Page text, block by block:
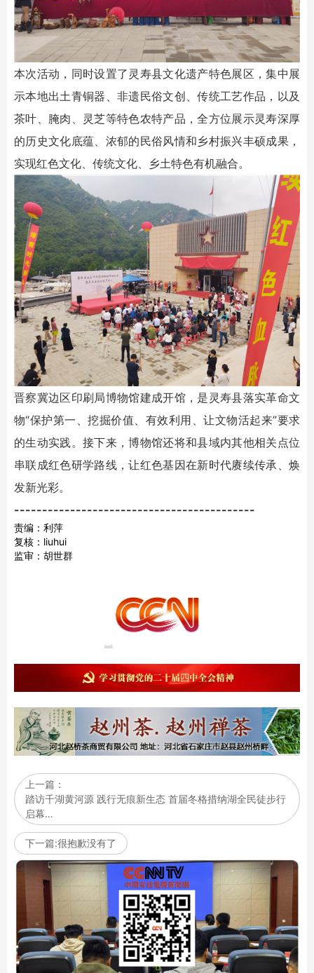
本次活动，同时设置了灵寿县文化遗产特色展区，集中展
示本地出土青铜器、非遗民俗文创、传统工艺作品，以及
茶叶、腌肉、灵芝等特色农特产品，全方位展示灵寿深厚
的历史文化底蕴、浓郁的民俗风情和乡村振兴丰硕成果，
实现红色文化、传统文化、乡土特色有机融合。
晋察冀边区印刷局博物馆建成开馆，是灵寿县落实革命文
物“保护第一、挖掘价值、有效利用、让文物活起来”要求
的生动实践。接下来，博物馆还将和县域内其他相关点位
串联成红色研学路线，让红色基因在新时代赓续传承、焕
发新光彩。
-------------------------------------------
责编：利萍
复核：liuhui
监审：胡世群
上一篇：
踏访千湖黄河源 践行无痕新生态 首届冬格措纳湖全民徒步行
启幕…
下一篇:很抱歉没有了